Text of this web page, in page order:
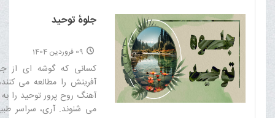
جلوۀ توحید
09 فروردین 1404
کسانى که گوشه اى از
آفرینش را مطالعه می
آهنگ روح پرور توحید را
می شنوند. آرى، سراسر